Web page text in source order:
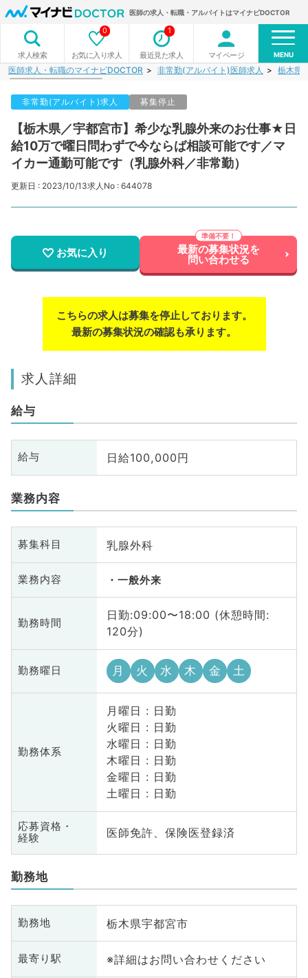
医師の求人・転職・アルバイトはマイナビDOCTOR
求人検索 お気に入り求人
0
最近見た求人
1
マイページ MENU
医師求人・転職のマイナビDOCTOR 非常勤(アルバイト)医師求人 栃木県
非常勤(アルバイト)求人 募集停止
【栃木県／宇都宮市】希少な乳腺外来のお仕事★日
給10万で曜日問わずで今ならば相談可能です／マ
イカー通勤可能です（乳腺外科／非常勤）
更新日 : 2023/10/13求人No : 644078
お気に入り 最新の募集状況を
問い合わせる
こちらの求人は募集を停止しております。
最新の募集状況の確認も承ります。
求人詳細
給与
給与 日給100,000円
業務内容
募集科目 乳腺外科
業務内容 一般外来
勤務時間
日勤:09:00〜18:00 (休憩時間:
120分)
勤務曜日 月 火 水 木 金 土
勤務体系
月曜日 : 日勤
火曜日 : 日勤
水曜日 : 日勤
木曜日 : 日勤
金曜日 : 日勤
土曜日 : 日勤
応募資格・
経験
医師免許、保険医登録済
勤務地
勤務地 栃木県宇都宮市
最寄り駅 ※詳細はお問い合わせください